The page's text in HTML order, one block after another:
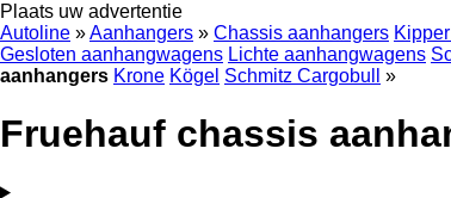
Plaats uw advertentie
Autoline »Aanhangers » Chassis aanhangers
Gesloten aanhangwagens Lichte aanhangwagens
aanhangers Krone Kögel Schmitz Cargobull »
Fruehauf chassis